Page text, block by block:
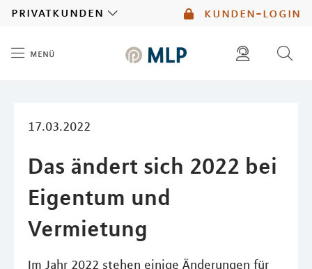
kunden-login
privatkunden
menü
17.03.2022
Das ändert sich 2022 bei
Eigentum und
Vermietung
Im Jahr 2022 stehen einige Änderungen für